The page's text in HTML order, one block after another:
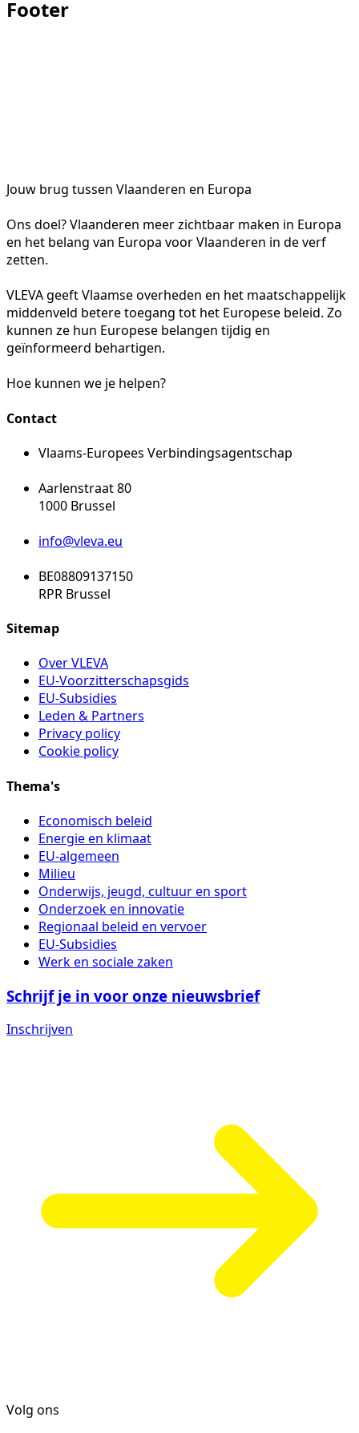
Footer
Jouw brug tussen Vlaanderen en Europa
Ons doel? Vlaanderen meer zichtbaar maken in Europa
en het belang van Europa voor Vlaanderen in de verf
zetten.
VLEVA geeft Vlaamse overheden en het maatschappelijk
middenveld betere toegang tot het Europese beleid. Zo
kunnen ze hun Europese belangen tijdig en
geïnformeerd behartigen.
Hoe kunnen we je helpen?
Contact
Vlaams-Europees Verbindingsagentschap
Aarlenstraat 80
1000 Brussel
info@vleva.eu
BE08809137150
RPR Brussel
Sitemap
Over VLEVA
EU-Voorzitterschapsgids
EU-Subsidies
Leden & Partners
Privacy policy
Cookie policy
Thema's
Economisch beleid
Energie en klimaat
EU-algemeen
Milieu
Onderwijs, jeugd, cultuur en sport
Onderzoek en innovatie
Regionaal beleid en vervoer
EU-Subsidies
Werk en sociale zaken
Schrijf je in voor onze nieuwsbrief
Inschrijven
Volg ons